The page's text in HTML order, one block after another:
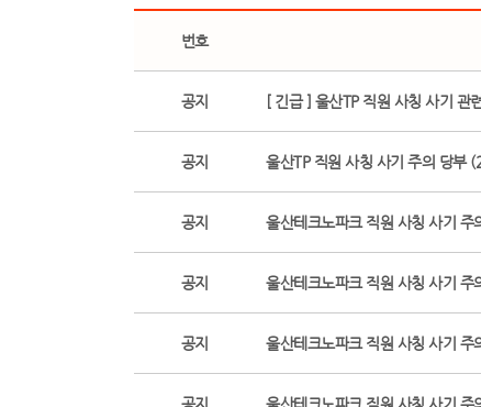
번호
공지 [ 긴급 ] 울산TP 직원 사칭 사기 관
공지 울산TP 직원 사칭 사기 주의 당부
공지 울산테크노파크 직원 사칭 사기
공지 울산테크노파크 직원 사칭 사기
공지 울산테크노파크 직원 사칭 사기